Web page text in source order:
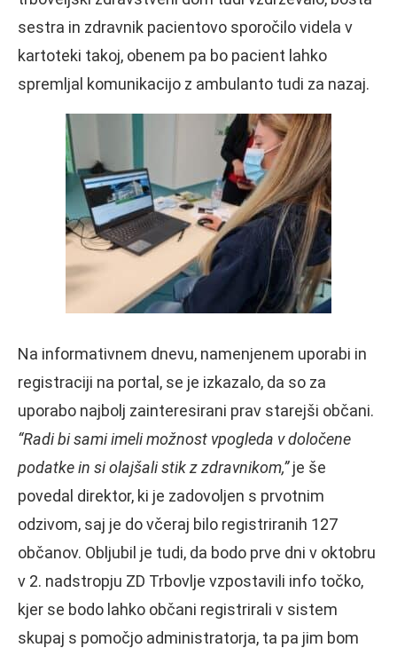
sestra in zdravnik pacientovo sporočilo videla v
kartoteki takoj, obenem pa bo pacient lahko
spremljal komunikacijo z ambulanto tudi za nazaj.
Na informativnem dnevu, namenjenem uporabi in
registraciji na portal, se je izkazalo, da so za
uporabo najbolj zainteresirani prav starejši občani.
“Radi bi sami imeli možnost vpogleda v določene
podatke in si olajšali stik z zdravnikom,”je še
povedal direktor, ki je zadovoljen s prvotnim
odzivom, saj je do včeraj bilo registriranih 127
občanov. Obljubil je tudi, da bodo prve dni v oktobru
v 2. nadstropju ZD Trbovlje vzpostavili info točko,
kjer se bodo lahko občani registrirali v sistem
skupaj s pomočjo administratorja, ta pa jim bom